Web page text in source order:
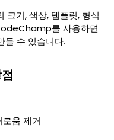
크기, 색상, 템플릿, 형식
를 사용하면
들 수 있습니다.
움 제거